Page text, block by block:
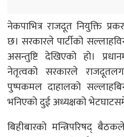
नेकपाभित्र राजदूत नियुक्ति
छ। सरकारले पार्टीको
असन्तुष्टि देखिएको हो।
नेतृत्वको सरकारले
पुष्पकमल दाहालको
भनिएको दुई अध्यक्षको
बिहीबारको मन्त्रिपरिषद्